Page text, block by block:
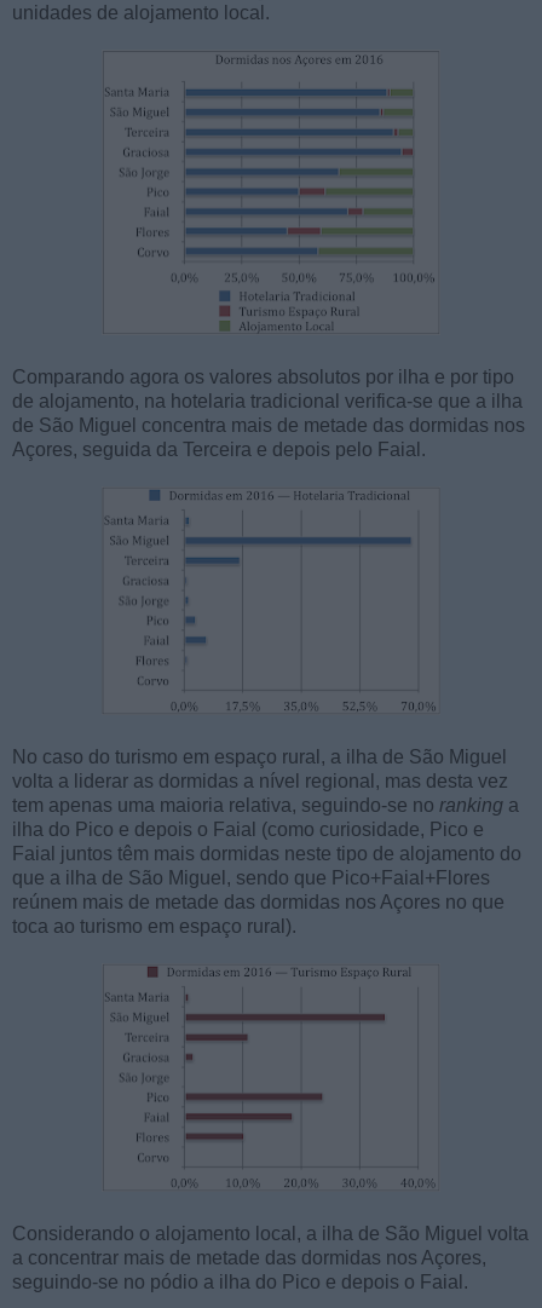
unidades de alojamento local.
Comparando agora os valores absolutos por ilha e por tipo
de alojamento, na hotelaria tradicional verifica-se que a ilha
de São Miguel concentra mais de metade das dormidas nos
Açores, seguida da Terceira e depois pelo Faial.
No caso do turismo em espaço rural, a ilha de São Miguel
volta a liderar as dormidas a nível regional, mas desta vez
tem apenas uma maioria relativa, seguindo-se no ranking a
ilha do Pico e depois o Faial (como curiosidade, Pico e
Faial juntos têm mais dormidas neste tipo de alojamento do
que a ilha de São Miguel, sendo que Pico+Faial+Flores
reúnem mais de metade das dormidas nos Açores no que
toca ao turismo em espaço rural).
Considerando o alojamento local, a ilha de São Miguel volta
a concentrar mais de metade das dormidas nos Açores,
seguindo-se no pódio a ilha do Pico e depois o Faial.